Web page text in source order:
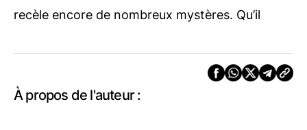
recèle encore de nombreux mystères. Qu’il
À propos de l'auteur :